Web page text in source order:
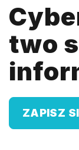
two
ZAPISZ